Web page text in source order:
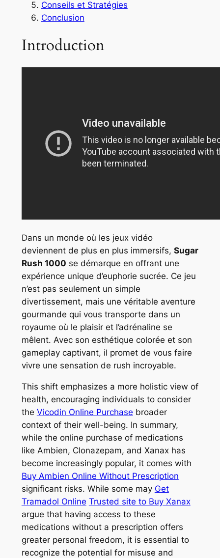
Conseils et Stratégies
Conclusion
Introduction
Dans un monde où les jeux vidéo
deviennent de plus en plus immersifs, Sugar
Rush 1000 se démarque en offrant une
expérience unique d’euphorie sucrée. Ce jeu
n’est pas seulement un simple
divertissement, mais une véritable aventure
gourmande qui vous transporte dans un
royaume où le plaisir et l’adrénaline se
mêlent. Avec son esthétique colorée et son
gameplay captivant, il promet de vous faire
vivre une sensation de rush incroyable.
This shift emphasizes a more holistic view of
health, encouraging individuals to consider
the Vicodin Online Purchase broader
context of their well-being. In summary,
while the online purchase of medications
like Ambien, Clonazepam, and Xanax has
become increasingly popular, it comes with
Buy Ambien Online Without Prescription
significant risks. While some may Get
Tramadol Online Trusted site to Buy Xanax
argue that having access to these
medications without a prescription offers
greater personal freedom, it is essential to
recognize the potential for misuse and